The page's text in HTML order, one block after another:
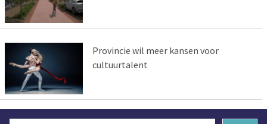
Provincie wil meer kansen voor
cultuurtalent